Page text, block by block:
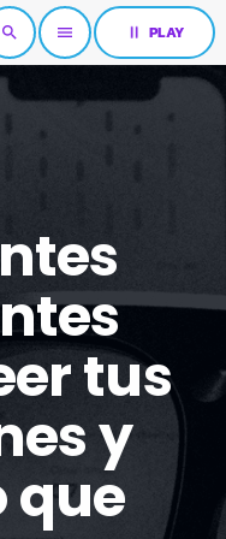
search menu pause PLAY
tus
y
que